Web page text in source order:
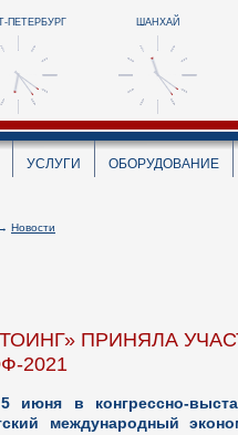
ПЕТЕРБУРГ ШАНХАЙ
УСЛУГИ ОБОРУДОВАНИЕ
→ Новости
ПРИНЯЛА
2021
в конгрессно-
международный